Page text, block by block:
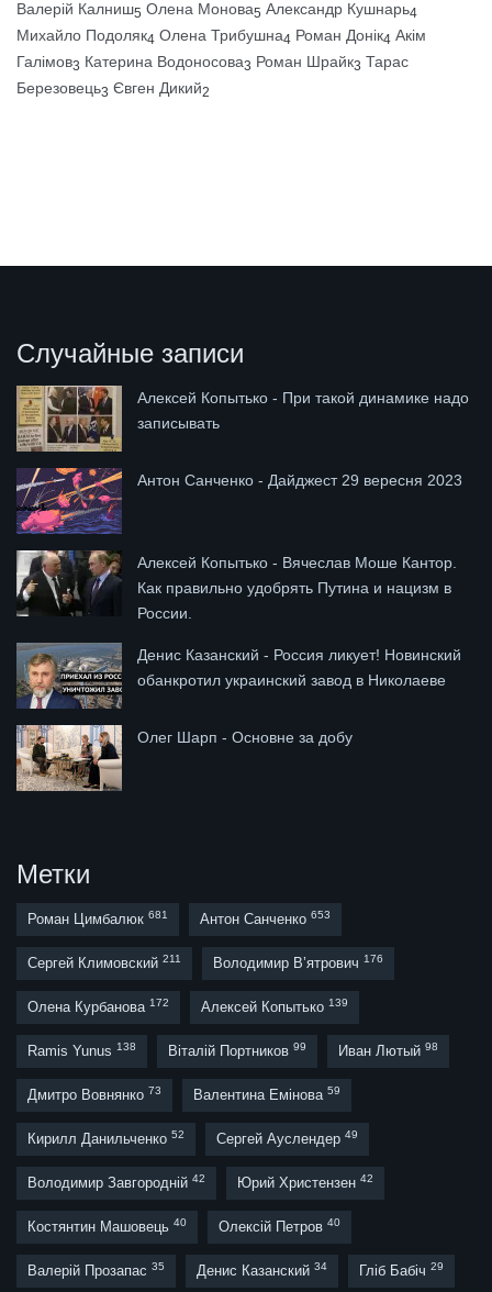
Валерій Калниш5 Олена Монова5 Александр Кушнарь4
Михайло Подоляк4 Олена Трибушна4 Роман Донік4 Акім
Галімов3 Катерина Водоносова3 Роман Шрайк3 Тарас
Березовець3 Євген Дикий2
Случайные записи
Алексей Копытько - При такой динамике надо
записывать
Антон Санченко - Дайджест 29 вересня 2023
Алексей Копытько - Вячеслав Моше Кантор.
Как правильно удобрять Путина и нацизм в
России.
Денис Казанский - Россия ликует! Новинский
обанкротил украинский завод в Николаеве
Олег Шарп - Основне за добу
Метки
Роман Цимбалюк 681 Антон Санченко 653
Сергей Климовский 211 Володимир В’ятрович 176
Олена Курбанова 172 Алексей Копытько 139
Ramis Yunus 138 Віталій Портников 99 Иван Лютый 98
Дмитро Вовнянко 73 Валентина Емінова 59
Кирилл Данильченко 52 Сергей Ауслендер 49
Володимир Завгородній 42 Юрий Христензен 42
Костянтин Машовець 40 Олексій Петров 40
Валерій Прозапас 35 Денис Казанский 34 Гліб Бабіч 29